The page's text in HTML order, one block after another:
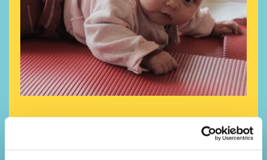
Rund um Geburt und Babyzeit